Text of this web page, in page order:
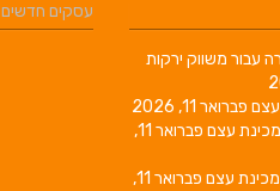
עסקים חדשים
עבור משווק ירקות
עצם פברואר 11, 2026
עצם
פברואר 11,
עצם
פברואר 11,